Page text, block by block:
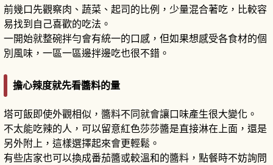
前幾口先觀察肉、蔬菜、起司的比例，少量混合著吃，比較容
易找到自己喜歡的吃法。
一開始就整碗拌勻會有統一的口感，但如果想感受各食材的個
別風味，一區一區邊拌邊吃也很不錯。
擔心辣度就先看醬料的量
塔可飯即使外觀相似，醬料不同就會讓口味產生很大變化。
不太能吃辣的人，可以留意紅色莎莎醬是直接淋在上面，還是
另外附上，這樣選擇起來會更輕鬆。
有些店家也可以換成番茄醬或較溫和的醬料，點餐時不妨詢問